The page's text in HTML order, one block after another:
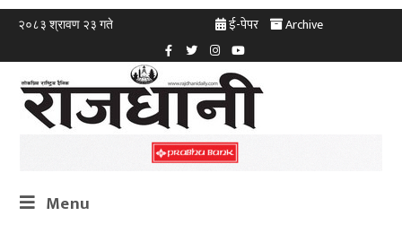
२०८३ श्रावण २३ गते ई-पेपर Archive
Menu